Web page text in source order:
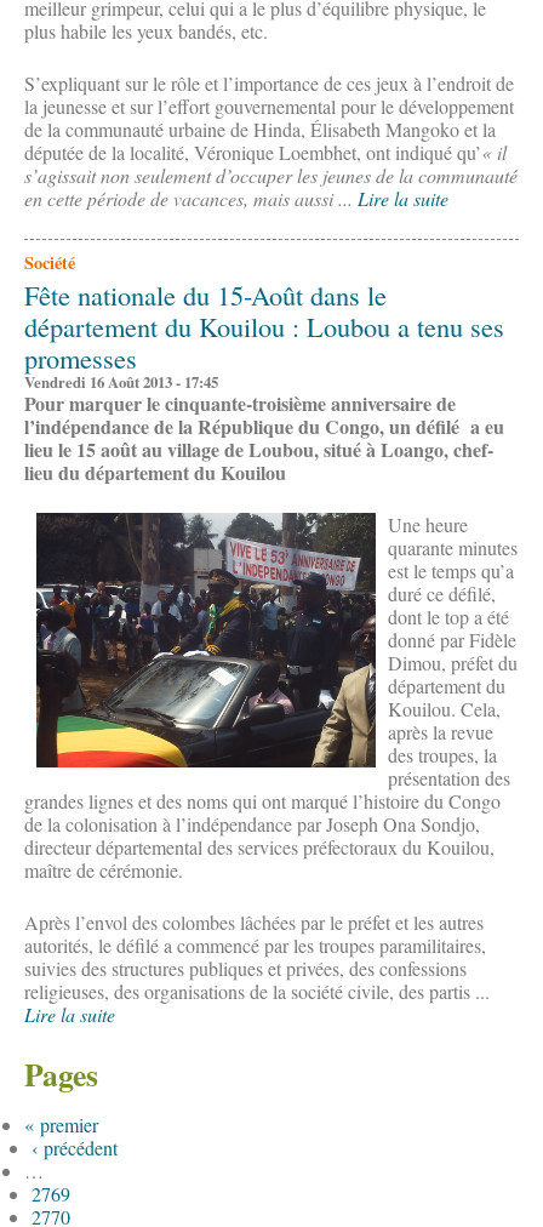
meilleur grimpeur, celui qui a le plus d’équilibre physique, le
plus habile les yeux bandés, etc.
S’expliquant sur le rôle et l’importance de ces jeux à l’endroit de
la jeunesse et sur l’effort gouvernemental pour le développement
de la communauté urbaine de Hinda, Élisabeth Mangoko et la
députée de la localité, Véronique Loembhet, ont indiqué qu’« il
s’agissait non seulement d’occuper les jeunes de la communauté
en cette période de vacances, mais aussi ... Lire la suite
Société
Fête nationale du 15-Août dans le
département du Kouilou : Loubou a tenu ses
promesses
Vendredi 16 Août 2013 - 17:45
Pour marquer le cinquante-troisième anniversaire de
l’indépendance de la République du Congo, un défilé a eu
lieu le 15 août au village de Loubou, situé à Loango, chef-
lieu du département du Kouilou
Une heure
quarante minutes
est le temps qu’a
duré ce défilé,
dont le top a été
donné par Fidèle
Dimou, préfet du
département du
Kouilou. Cela,
après la revue
des troupes, la
présentation des
grandes lignes et des noms qui ont marqué l’histoire du Congo
de la colonisation à l’indépendance par Joseph Ona Sondjo,
directeur départemental des services préfectoraux du Kouilou,
maître de cérémonie.
Après l’envol des colombes lâchées par le préfet et les autres
autorités, le défilé a commencé par les troupes paramilitaires,
suivies des structures publiques et privées, des confessions
religieuses, des organisations de la société civile, des partis ...
Lire la suite
Pages
« premier
‹ précédent
…
2769
2770